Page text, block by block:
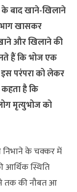
बाद खाने-खिलाने
भाग खासकर
और खिलाने की
हैं कि भोज एक
इस परंपरा को लेकर
है कि
मृत्युभोज को
निभाने के चक्‍कर में
स्थिति
तक की नौबत आ